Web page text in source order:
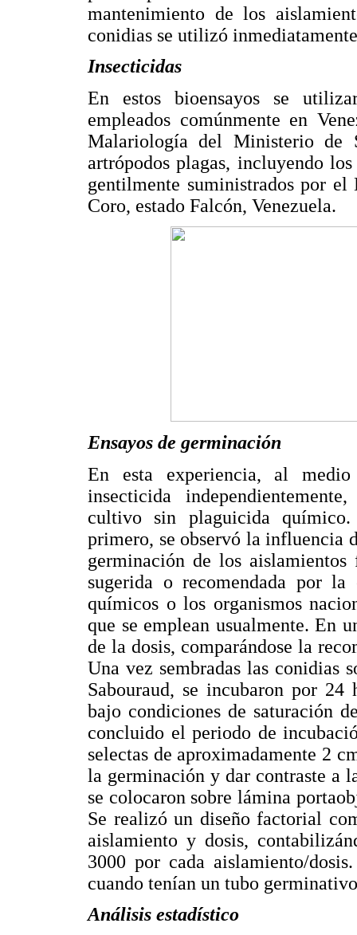
mantenimiento de los
conidias se utilizó
Insecticidas
En estos bioensayos se
empleados comúnmente en
Malariología del Ministerio de
artrópodos plagas, incluyendo
gentilmente suministrados por el
Coro, estado Falcón, Venezuela.
Ensayos de germinación
En esta experiencia, al
insecticida
cultivo sin plaguicida
primero, se observó la influencia
germinación de los aislamientos
sugerida o recomendada por
químicos o los organismos
que se emplean usualmente. En
de la dosis, comparándose la
Una vez sembradas las conidias
Sabouraud, se incubaron por 24
bajo condiciones de saturación
concluido el periodo de
selectas de aproximadamente 2
la germinación y dar contraste a
se colocaron sobre lámina
Se realizó un diseño factorial
aislamiento y dosis,
3000 por cada aislamiento/
cuando tenían un tubo
Análisis estadístico